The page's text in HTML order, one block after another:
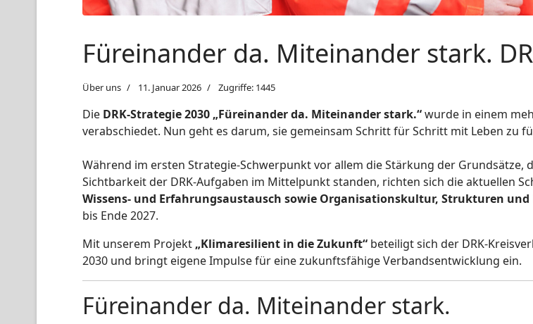
Füreinander da. Miteinander stark.
Über uns 11. Januar 2026 Zugriffe: 1445
Die DRK-Strategie 2030 „Füreinander da. Miteinander stark.“wurde in einem
verabschiedet. Nun geht es darum, sie gemeinsam Schritt für Schritt mit Leben zu
Während im ersten Strategie-Schwerpunkt vor allem die Stärkung der
Sichtbarkeit der DRK-Aufgaben im Mittelpunkt standen, richten sich die aktuellen
Wissens- und Erfahrungsaustausch sowie Organisationskultur, Strukturen und
bis Ende 2027.
Mit unserem Projekt „Klimaresilient in die Zukunft“ beteiligt sich der DRK-
2030 und bringt eigene Impulse für eine zukunftsfähige Verbandsentwicklung ein.
Füreinander da. Miteinander stark.